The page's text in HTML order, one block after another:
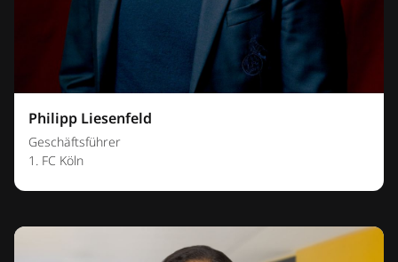
Philipp Liesenfeld
Geschäftsführer
1. FC Köln